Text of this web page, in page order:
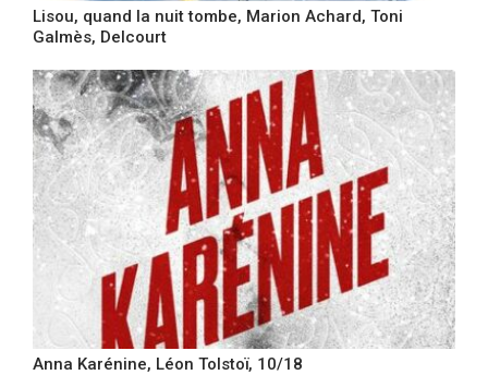
Lisou, quand la nuit tombe, Marion Achard, Toni
Galmès, Delcourt
Anna Karénine, Léon Tolstoï, 10/18